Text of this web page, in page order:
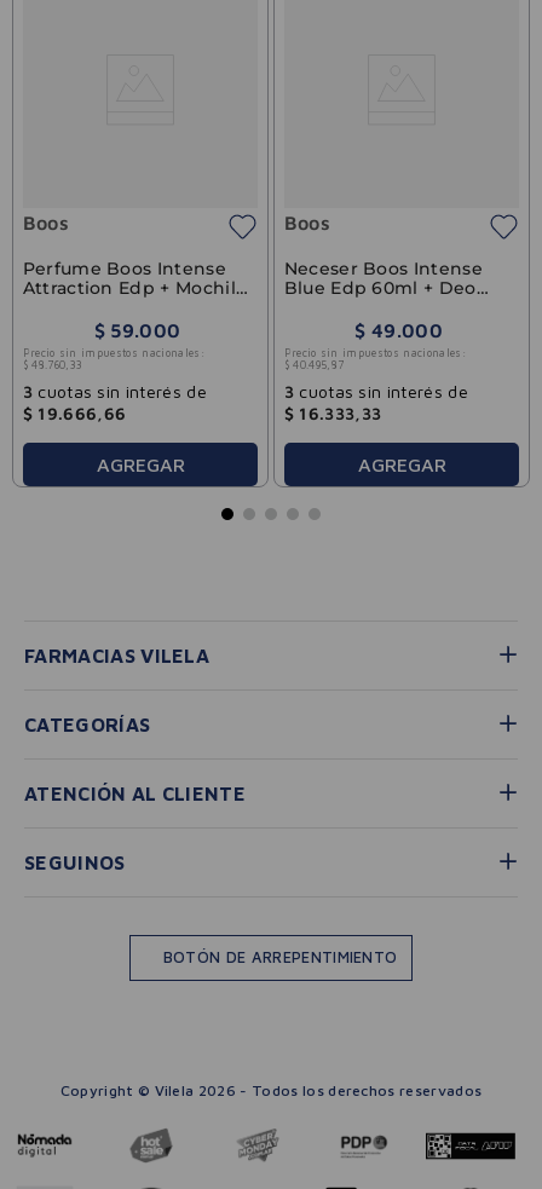
＋
Boos
Perfume Boos Intense
Attraction Edp + Mochila
$ 59.000
Precio sin impuestos nacionales:
$ 48 760 33
3cuotas sin interés de
$ 19.666 66
AGREGAR
Boos
Neceser Boos Intense
Blue Edp 60ml + Deo
$ 49.000
Precio sin impuestos nacionales:
$ 40.495 87
3cuotas sin interés de
$ 16.333 33
AGREGAR
FARMACIAS VILELA
CATEGORÍAS
ATENCIÓN AL CLIENTE
SEGUINOS
BOTÓN DE ARREPENTIMIENTO
Copyright © Vilela 2026 - Todos los derechos reservados